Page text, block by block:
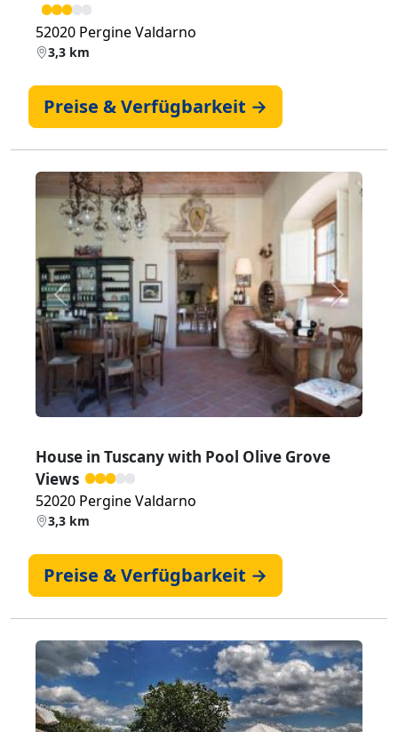
52020 Pergine Valdarno
3,3 km
Preise & Verfügbarkeit →
Zurück Weiter
House in Tuscany with Pool Olive Grove
Views
52020 Pergine Valdarno
3,3 km
Preise & Verfügbarkeit →